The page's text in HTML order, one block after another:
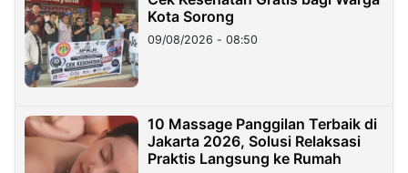
Kota Sorong
09/08/2026 - 08:50
10 Massage Panggilan Terbaik di
Jakarta 2026, Solusi Relaksasi
Praktis Langsung ke Rumah